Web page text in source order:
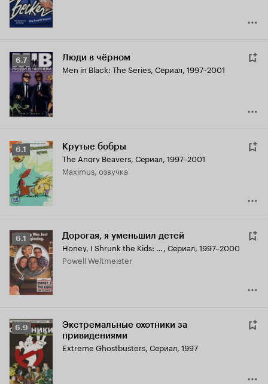
Рейтинг
Кинопоиска
6.7
6.7 Люди в чёрном
Men in Black: The Series, Сериал, 1997–2001
Рейтинг
Кинопоиска
6.1
6.1 Крутые бобры
The Angry Beavers, Сериал, 1997–2001
Maximus, озвучка
Рейтинг
Кинопоиска
6.1
6.1 Дорогая, я уменьшил детей
Honey, I Shrunk the Kids: The TV Show, Сериал, 1997–2000
Powell Weltmeister
Рейтинг
Кинопоиска
6.9
6.9
Экстремальные охотники за
привидениями
Extreme Ghostbusters, Сериал, 1997